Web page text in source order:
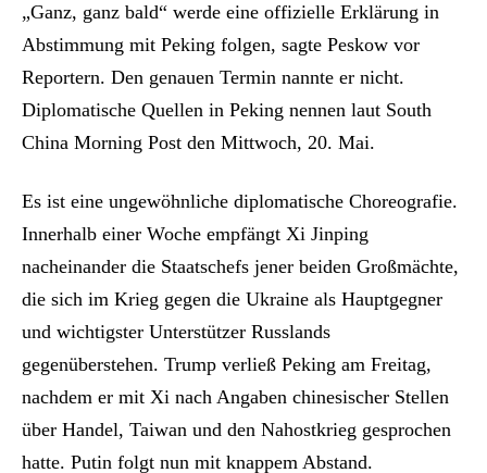
„Ganz, ganz bald“ werde eine offizielle Erklärung in
Abstimmung mit Peking folgen, sagte Peskow vor
Reportern. Den genauen Termin nannte er nicht.
Diplomatische Quellen in Peking nennen laut South
China Morning Post den Mittwoch, 20. Mai.
Es ist eine ungewöhnliche diplomatische Choreografie.
Innerhalb einer Woche empfängt Xi Jinping
nacheinander die Staatschefs jener beiden Großmächte,
die sich im Krieg gegen die Ukraine als Hauptgegner
und wichtigster Unterstützer Russlands
gegenüberstehen. Trump verließ Peking am Freitag,
nachdem er mit Xi nach Angaben chinesischer Stellen
über Handel, Taiwan und den Nahostkrieg gesprochen
hatte. Putin folgt nun mit knappem Abstand.